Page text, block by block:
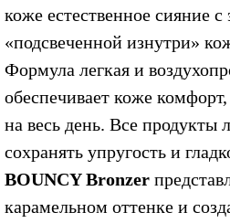
коже естественное сияние
«подсвеченной изнутри»
Формула легкая и
обеспечивает коже
на весь день. Все продукты
сохранять упругость и
BOUNCY Bronzer
карамельном оттенке и